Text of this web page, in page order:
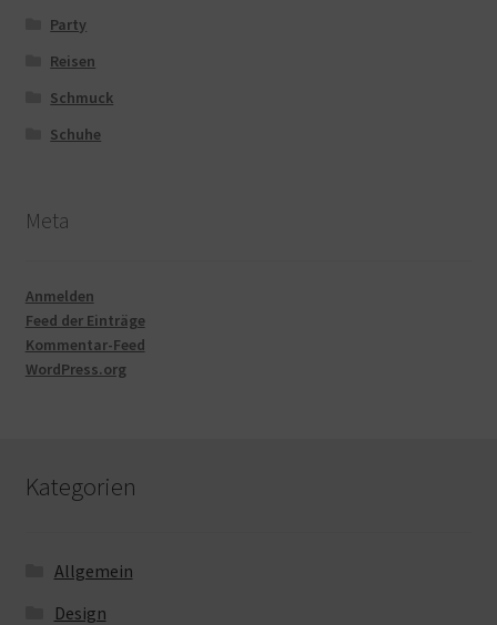
Party
Reisen
Schmuck
Schuhe
Meta
Anmelden
Feed der Einträge
Kommentar-Feed
WordPress.org
Kategorien
Allgemein
Design